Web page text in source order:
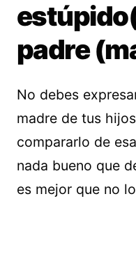
padre
No debes
madre de tus
compararlo de
nada bueno que
es mejor que no